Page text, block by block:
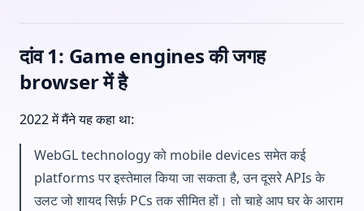
दांव 1: Game engines की जगह
browser में है
2022 में मैंने यह कहा था:
WebGL technology को mobile devices समेत कई
platforms पर इस्तेमाल किया जा सकता है, उन दूसरे APIs के
उलट जो शायद सिर्फ़ PCs तक सीमित हों। तो चाहे आप घर के आराम